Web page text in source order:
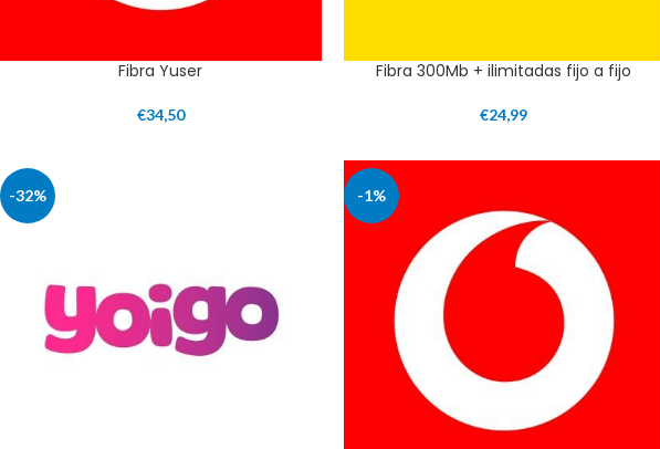
Fibra Yuser
€34,50
Fibra 300Mb + ilimitadas fijo a fijo
€24,99
-32% -1%